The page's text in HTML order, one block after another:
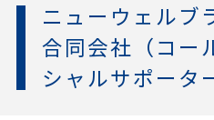
トップページ
海やプールで溺れない
ニューウェルブ
合同会社（コー
シャルサポータ